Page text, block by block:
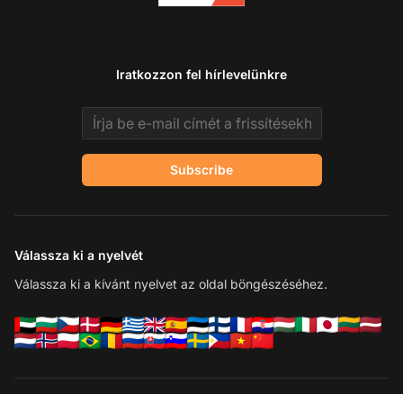
Iratkozzon fel hírlevelünkre
Email address
Subscribe
Válassza ki a nyelvét
Válassza ki a kívánt nyelvet az oldal böngészéséhez.